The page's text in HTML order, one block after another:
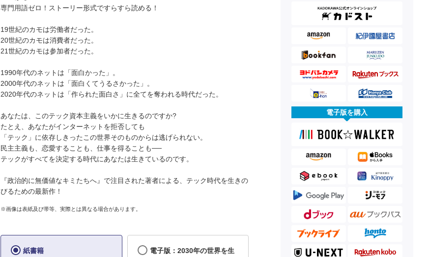
専門用語ゼロ！ストーリー形式ですらすら読める！
19世紀のカモは労働者だった。
20世紀のカモは消費者だった。
21世紀のカモは参加者だった。
1990年代のネットは「面白かった」。
2000年代のネットは「面白くてうるさかった」。
2020年代のネットは「作られた面白さ」に全てを奪われる時代だった。
あなたは、このテック資本主義をいかに生きるのですか?
たとえ、あなたがインターネットを拒否しても
「テック」に依存しきったこの世界そのものからは逃げられない。
民主主義も、恋愛することも、仕事を得ることも──
テックがすべてを決定する時代にあなたは生きているのです。
『政治的に無価値なキミたちへ』で注目された著者による、テック時代を生きの
びるための最新作！
※画像は表紙及び帯等、実際とは異なる場合があります。
紙書籍
電子版：2030年の世界を生
電子版を購入